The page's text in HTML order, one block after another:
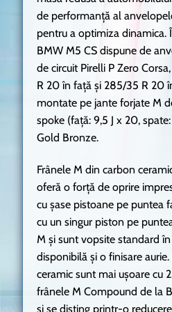
de performanţă al
pentru a optimiza dinamica.
BMW M5 CS dispune de
de circuit Pirelli P Zero
R 20 în faţă şi 285/35 R 20
montate pe jante forjate M
spoke (faţă: 9,5 J x 20,
Gold Bronze.
Frânele M din carbon
oferă o forţă de oprire
cu şase pistoane pe puntea
cu un singur piston pe
M şi sunt vopsite standard
disponibilă şi o finisare
ceramic sunt mai uşoare cu
frânele M Compound de la
şi se disting printr-o